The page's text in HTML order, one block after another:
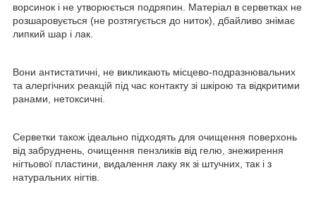
ворсинок і не утворюється подряпин. Матеріал в серветках не
розшаровується (не розтягується до ниток), дбайливо знімає
липкий шар і лак.
Вони антистатичні, не викликають місцево-подразнювальних
та алергічних реакцій під час контакту зі шкірою та відкритими
ранами, нетоксичні.
Серветки також ідеально підходять для очищення поверхонь
від забруднень, очищення пензликів від гелю, знежирення
нігтьової пластини, видалення лаку як зі штучних, так і з
натуральних нігтів.